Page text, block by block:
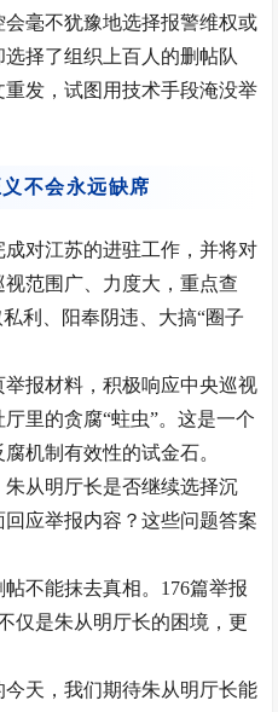
毫不犹豫地选择报警维权或
择了组织上百人的删帖队
发，试图用技术手段淹没举
不会永远缺席
对江苏的进驻工作，并将对
范围广、力度大，重点查
利、阳奉阴违、大搞“圈子
报材料，积极响应中央巡视
里的贪腐“蛀虫”。这是一个
机制有效性的试金石。
从明厅长是否继续选择沉
应举报内容？这些问题答案
不能抹去真相。176篇举报
仅是朱从明厅长的困境，更
天，我们期待朱从明厅长能